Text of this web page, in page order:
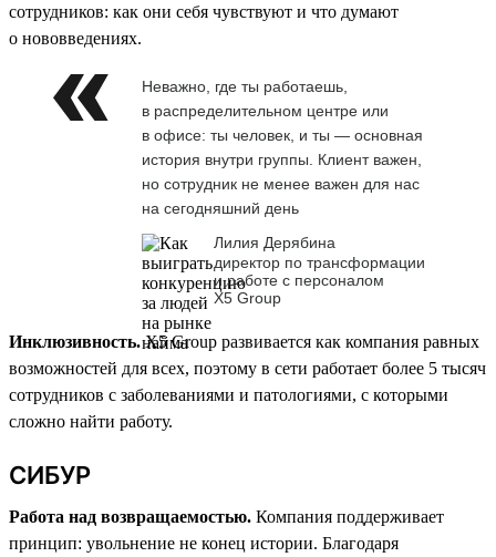
сотрудников: как они себя чувствуют и что думают
о нововведениях.
Неважно, где ты работаешь,
в распределительном центре или
в офисе: ты человек, и ты — основная
история внутри группы. Клиент важен,
но сотрудник не менее важен для нас
на сегодняшний день
Лилия Дерябина
директор по трансформации
и работе с персоналом
Х5 Group
Инклюзивность.X5 Group развивается как компания равных
возможностей для всех, поэтому в сети работает более 5 тысяч
сотрудников с заболеваниями и патологиями, с которыми
сложно найти работу.
СИБУР
Работа над возвращаемостью. Компания поддерживает
принцип: увольнение не конец истории. Благодаря